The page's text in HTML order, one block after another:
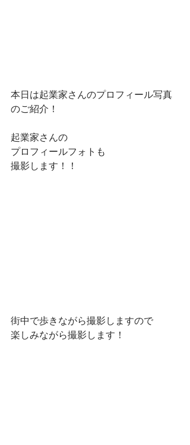
本日は起業家さんのプロフィール写真
のご紹介！
起業家さんの
プロフィールフォトも
撮影します！！
街中で歩きながら撮影しますので
楽しみながら撮影します！